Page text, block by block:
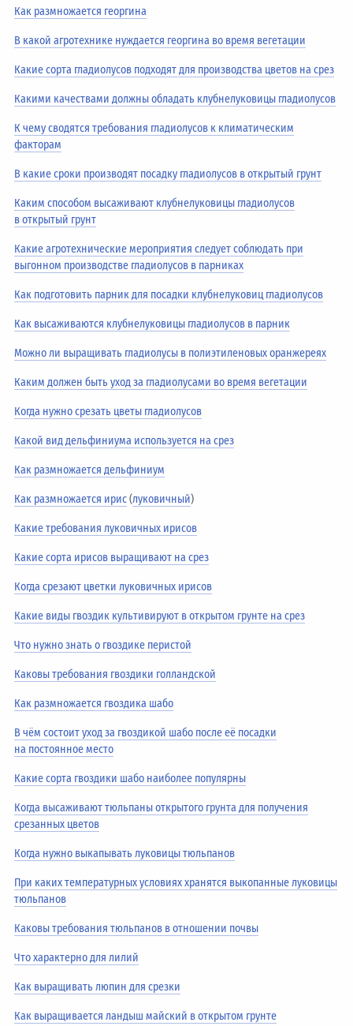
Как размножается георгина
В какой агротехнике нуждается георгина во время вегетации
Какие сорта гладиолусов подходят для производства цветов на срез
Какими качествами должны обладать клубнелуковицы гладиолусов
К чему сводятся требования гладиолусов к климатическим
факторам
В какие сроки производят посадку гладиолусов в открытый грунт
Каким способом высаживают клубнелуковицы гладиолусов
в открытый грунт
Какие агротехнические мероприятия следует соблюдать при
выгонном производстве гладиолусов в парниках
Как подготовить парник для посадки клубнелуковиц гладиолусов
Как высаживаются клубнелуковицы гладиолусов в парник
Можно ли выращивать гладиолусы в полиэтиленовых оранжереях
Каким должен быть уход за гладиолусами во время вегетации
Когда нужно срезать цветы гладиолусов
Какой вид дельфиниума используется на срез
Как размножается дельфиниум
Как размножается ирис(луковичный)
Какие требования луковичных ирисов
Какие сорта ирисов выращивают на срез
Когда срезают цветки луковичных ирисов
Какие виды гвоздик культивируют в открытом грунте на срез
Что нужно знать о гвоздике перистой
Каковы требования гвоздики голландской
Как размножается гвоздика шабо
В чём состоит уход за гвоздикой шабо после её посадки
на постоянное место
Какие сорта гвоздики шабо наиболее популярны
Когда высаживают тюльпаны открытого грунта для получения
срезанных цветов
Когда нужно выкапывать луковицы тюльпанов
При каких температурных условиях хранятся выкопанные луковицы
тюльпанов
Каковы требования тюльпанов в отношении почвы
Что характерно для лилий
Как выращивать люпин для срезки
Как выращивается ландыш майский в открытом грунте